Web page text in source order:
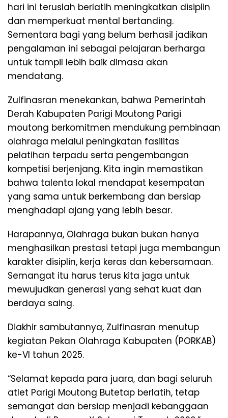
hari ini teruslah berlatih meningkatkan disiplin
dan memperkuat mental bertanding.
Sementara bagi yang belum berhasil jadikan
pengalaman ini sebagai pelajaran berharga
untuk tampil lebih baik dimasa akan
mendatang.
Zulfinasran menekankan, bahwa Pemerintah
Derah Kabupaten Parigi Moutong Parigi
moutong berkomitmen mendukung pembinaan
olahraga melalui peningkatan fasilitas
pelatihan terpadu serta pengembangan
kompetisi berjenjang. Kita ingin memastikan
bahwa talenta lokal mendapat kesempatan
yang sama untuk berkembang dan bersiap
menghadapi ajang yang lebih besar.
Harapannya, Olahraga bukan bukan hanya
menghasilkan prestasi tetapi juga membangun
karakter disiplin, kerja keras dan kebersamaan.
Semangat itu harus terus kita jaga untuk
mewujudkan generasi yang sehat kuat dan
berdaya saing.
Diakhir sambutannya, Zulfinasran menutup
kegiatan Pekan Olahraga Kabupaten (PORKAB)
ke-Vl tahun 2025.
“Selamat kepada para juara, dan bagi seluruh
atlet Parigi Moutong Butetap berlatih, tetap
semangat dan bersiap menjadi kebanggaan